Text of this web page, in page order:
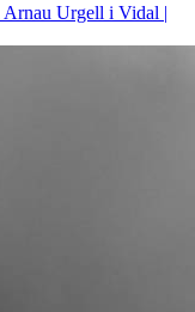
Arnau Urgell i Vidal |